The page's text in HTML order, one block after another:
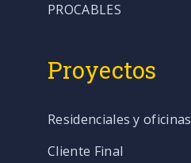
PROCABLES
Proyectos
Residenciales y oficinas
Cliente Final